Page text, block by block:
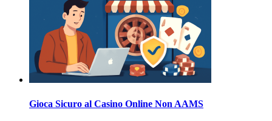
Gioca Sicuro al Casino Online Non AAMS